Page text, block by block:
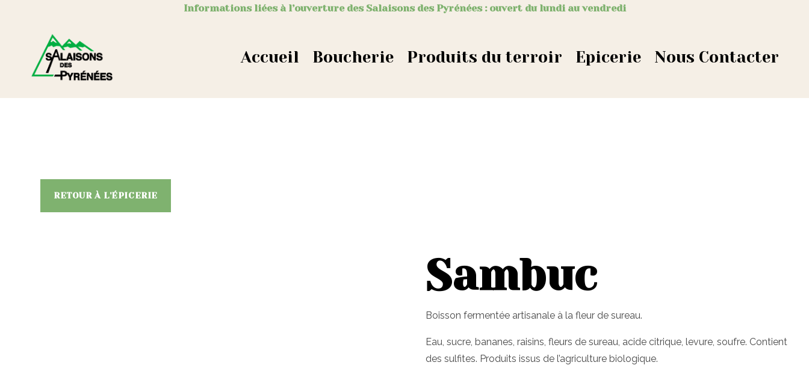
Informations liées à l’ouverture des Salaisons des Pyrénées : ouvert du lundi au vendredi
Accueil Boucherie Produits du terroir Epicerie Nous Contacter
RETOUR À L'ÉPICERIE
Sambuc
Boisson fermentée artisanale à la fleur de sureau.
Eau, sucre, bananes, raisins, fleurs de sureau, acide citrique, levure, soufre. Contient
des sulfites. Produits issus de l’agriculture biologique.